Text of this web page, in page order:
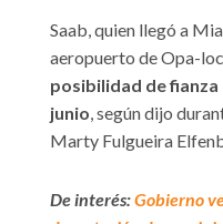
Saab, quien llegó a
aeropuerto de Opa-
posibilidad de
junio, según dijo
Marty Fulgueira
De interés:Gobierno